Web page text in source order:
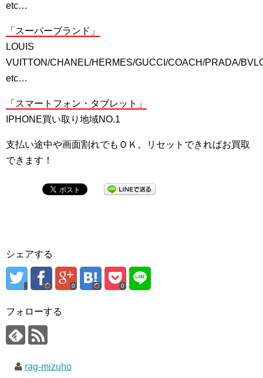
etc…
「スーパーブランド」
LOUIS
VUITTON/CHANEL/HERMES/GUCCI/COACH/PRADA/
etc…
「スマートフォン・タブレット」
IPHONE買い取り地域NO.1
支払い途中や画面割れでもＯＫ。リセットできればお買取
できます！
シェアする
0 0
フォローする
rag-mizuho